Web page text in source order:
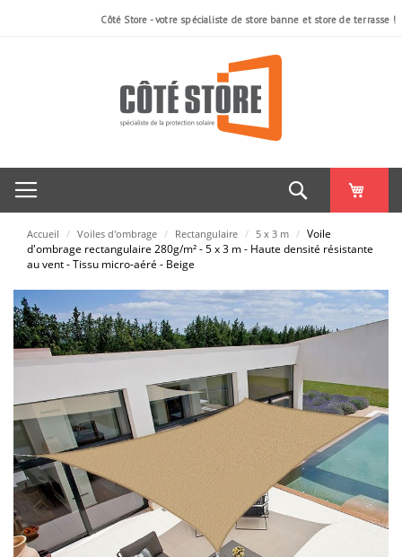
Côté Store - votre spécialiste de store banne et store de terrasse !
Rechercher
Accueil / Voiles d'ombrage / Rectangulaire / 5 x 3 m / Voile
d'ombrage rectangulaire 280g/m² - 5 x 3 m - Haute densité résistante
au vent - Tissu micro-aéré - Beige
Skip
to
the
end
of
gallery